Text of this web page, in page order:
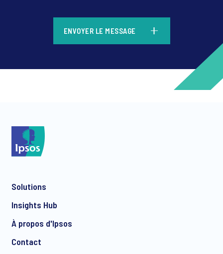
ENVOYER LE MESSAGE
Solutions
Insights Hub
À propos d'Ipsos
Contact